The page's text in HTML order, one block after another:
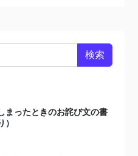
まったときのお詫び文の書
）